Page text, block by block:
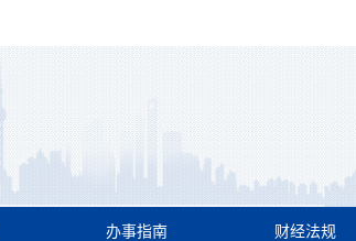
办事指南 财经法规